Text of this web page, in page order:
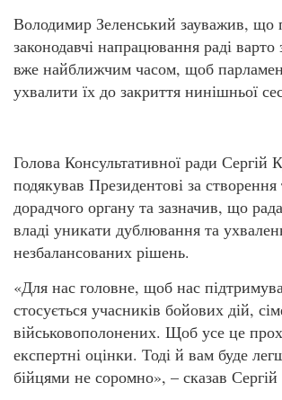
Володимир Зеленський зауважив, що
законодавчі напрацювання раді
вже найближчим часом, щоб
ухвалити їх до закриття нинішньої
Голова Консультативної ради Сергій
подякував Президентові за створення
дорадчого органу та зазначив, що
владі уникати дублювання та
незбалансованих рішень.
«Для нас головне, щоб нас
стосується учасників бойових дій,
військовополонених. Щоб усе це
експертні оцінки. Тоді й вам буде
бійцями не соромно», – сказав